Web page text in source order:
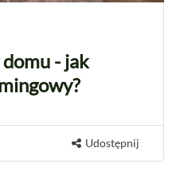
- jak
Udostępnij